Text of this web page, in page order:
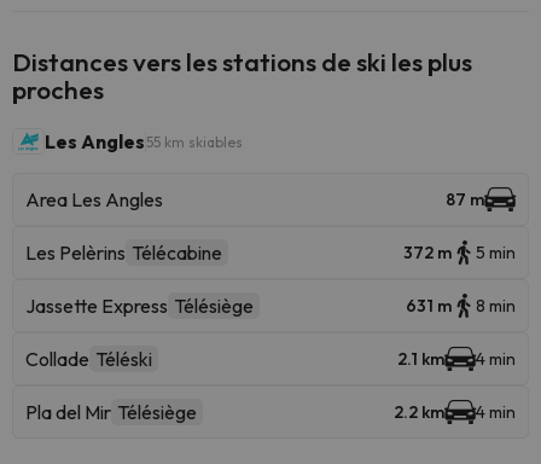
Distances vers les stations de ski les plus
proches
Les Angles 55 km skiables
Area Les Angles 87 m
Les Pelèrins Télécabine 372 m 5 min
Jassette Express Télésiège 631 m 8 min
Collade Téléski 2.1 km 4 min
Pla del Mir Télésiège 2.2 km 4 min